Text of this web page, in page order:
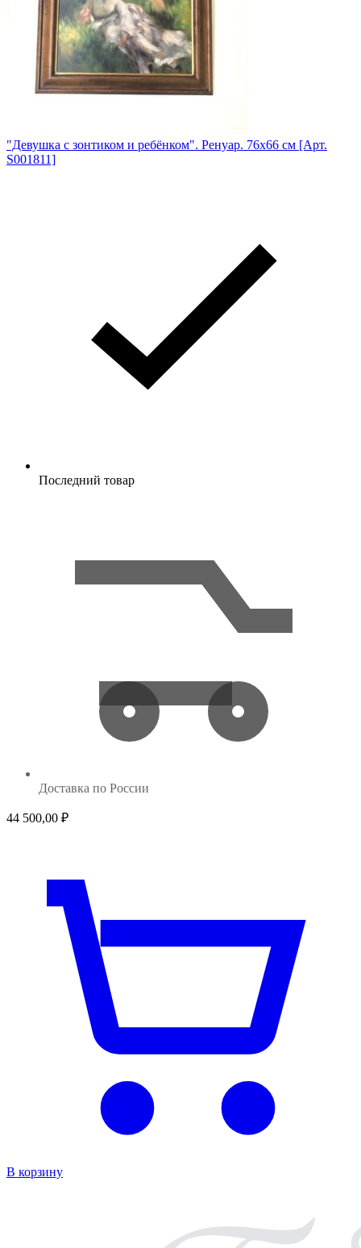
"Девушка с зонтиком и ребёнком". Ренуар. 76х66 см [Арт.
S001811]
Последний товар
Доставка по России
44 500,00 ₽
В корзину